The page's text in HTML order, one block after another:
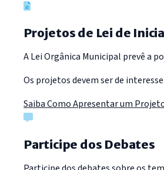
Projetos de Lei de
A Lei Orgânica Municipal prevê a
Os projetos devem ser de
Saiba Como Apresentar um
Participe dos Debates